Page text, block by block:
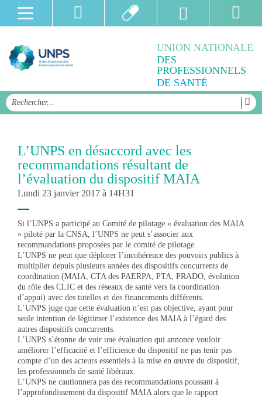
UNION NATIONALE
DES
PROFESSIONNELS
DE SANTÉ
L’UNPS en désaccord avec les
recommandations résultant de
l’évaluation du dispositif MAIA
Lundi 23 janvier 2017 à 14H31
Si l’UNPS a participé au Comité de pilotage « évaluation des MAIA
» piloté par la CNSA, l’UNPS ne peut s’associer aux
recommandations proposées par le comité de pilotage.
L’UNPS ne peut que déplorer l’incohérence des pouvoirs publics à
multiplier depuis plusieurs années des dispositifs concurrents de
coordination (MAIA, CTA des PAERPA, PTA, PRADO, évolution
du rôle des CLIC et des réseaux de santé vers la coordination
d’appui) avec des tutelles et des financements différents.
L’UNPS juge que cette évaluation n’est pas objective, ayant pour
seule intention de légitimer l’existence des MAIA à l’égard des
autres dispositifs concurrents.
L’UNPS s’étonne de voir une évaluation qui annonce vouloir
améliorer l’efficacité et l’efficience du dispositif ne pas tenir pas
compte d’un des acteurs essentiels à la mise en œuvre du dispositif,
les professionnels de santé libéraux.
L’UNPS ne cautionnera pas des recommandations poussant à
l’approfondissement du dispositif MAIA alors que le rapport